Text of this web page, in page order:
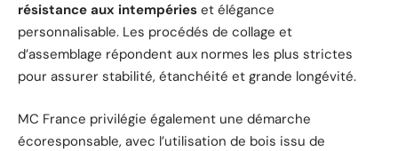
résistance aux intempéries et élégance
personnalisable. Les procédés de collage et
d’assemblage répondent aux normes les plus strictes
pour assurer stabilité, étanchéité et grande longévité.
MC France privilégie également une démarche
écoresponsable, avec l’utilisation de bois issu de